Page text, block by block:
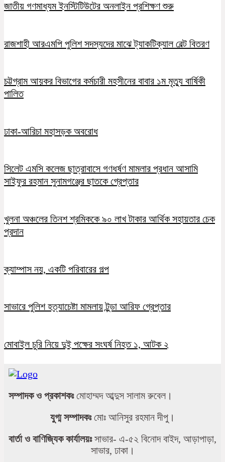
জাতীয় গণমাধ্যম ইনস্টিটিউটের অনলাইন প্রশিক্ষণ শুরু
রাজশাহী আরএমপি পুলিশ সদস্যদের মাঝে ট্যাকটিক্যাল বেল্ট বিতরণ
চট্টগ্রাম আয়কর বিভাগের কর্মচারী মহসীনের বাবার ১ম মৃত্যু বার্ষিকী
পালিত
ঢাকা-আরিচা মহাসড়ক অবরোধ
সিলেট এমসি কলেজ ছাত্রাবাসে গণধর্ষণ মামলার প্রধান আসামি
সাইফুর রহমান সুনামগঞ্জের ছাতকে গ্রেপ্তার
খুলনা অঞ্চলের তিনশ শ্রমিককে ৯০ লাখ টাকার আর্থিক সহায়তার চেক
প্রদান
ক্যাম্পাস নয়, একটি পরিবারের গল্প
সাভারে পুলিশ হত্যাচেষ্টা মামলায় টুন্ডা আরিফ গ্রেপ্তার
মোবাইল চুরি নিয়ে দুই পক্ষের সংঘর্ষ নিহত ১, আটক ২
সম্পাদক ও প্রকাশকঃমোহাম্মদ আব্দুস সালাম রুবেল।
যুগ্ম সম্পাদকঃমোঃ আনিসুর রহমান দীপু।
বার্তা ও বাণিজ্যিক কার্যালয়ঃসাভার- এ-৫২ বিনোদ বাইদ, আড়াপাড়া,
সাভার, ঢাকা।